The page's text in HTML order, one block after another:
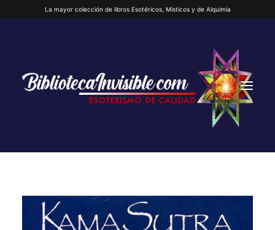
La mayor colección de libros Esotéricos, Místicos y de Alquimia
INICIO